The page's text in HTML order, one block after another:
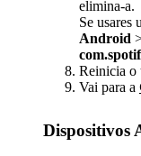
elimina-a.
Se usares
Android
Reinicia o
Vai para a
Dispositivos